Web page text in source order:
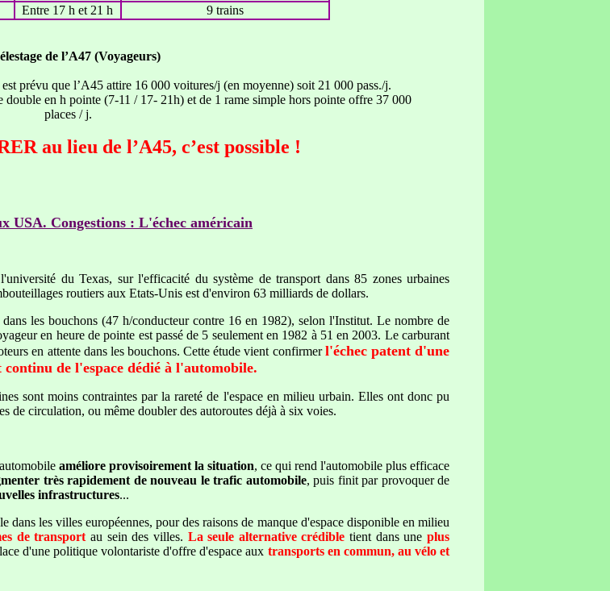
Entre 17 h et 21 h 9 trains
de l’A47 (Voyageurs)
prévu que l’A45 attire 16 000 voitures/j (en moyenne) soit 21 000 pass./j.
en h pointe (7-11 / 17- 21h) et de 1 rame simple hors pointe offre 37 000
places / j.
au lieu de l’A45, c’est possible !
USA. Congestions : L'échec américain
du Texas, sur l'efficacité du système de transport dans 85 zones urbaines
routiers aux Etats-Unis est d'environ 63 milliards de dollars.
les bouchons (47 h/conducteur contre 16 en 1982), selon l'Institut. Le nombre de
en heure de pointe est passé de 5 seulement en 1982 à 51 en 2003. Le carburant
en attente dans les bouchons. Cette étude vient confirmerl'échec patent d'une
de l'espace dédié à l'automobile.
sont moins contraintes par la rareté de l'espace en milieu urbain. Elles ont donc pu
de circulation, ou même doubler des autoroutes déjà à six voies.
améliore provisoirement la situation, ce qui rend l'automobile plus efficace
menter très rapidement de nouveau le trafic automobile, puis finit par provoquer de
infrastructures...
les villes européennes, pour des raisons de manque d'espace disponible en milieu
de transport au sein des villes. La seule alternative crédible tient dans uneplus
d'une politique volontariste d'offre d'espace aux transports en commun, au vélo et